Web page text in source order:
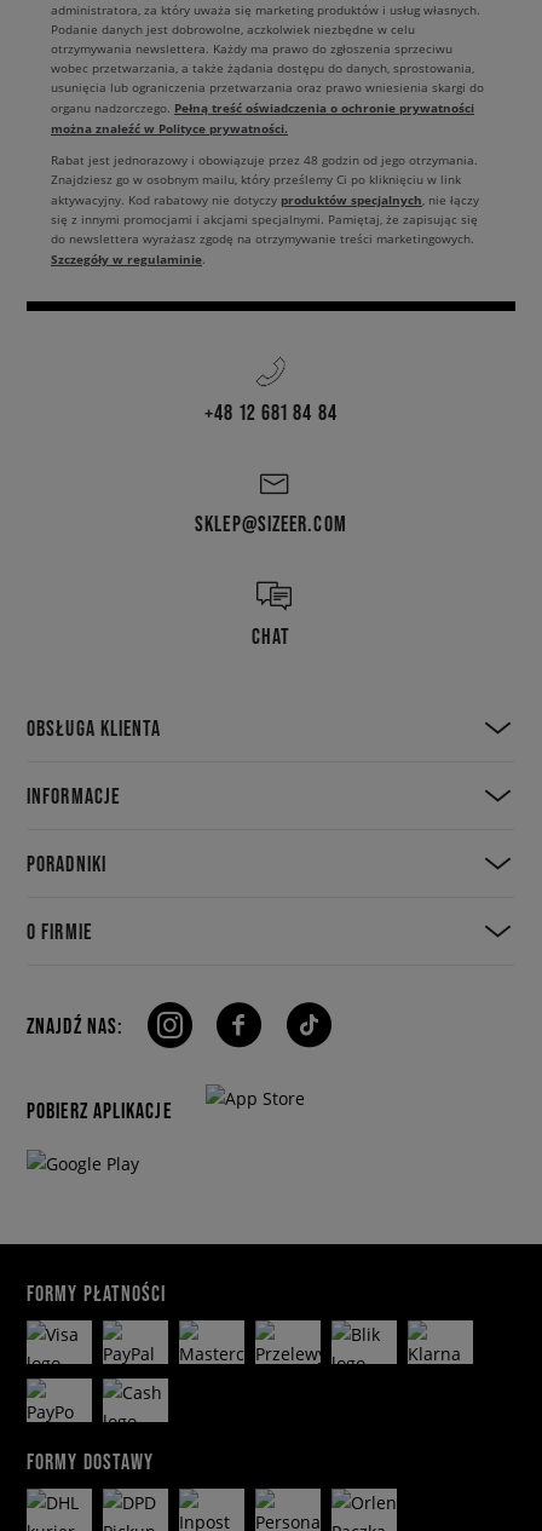
administratora, za który uważa się marketing produktów i usług własnych.
Podanie danych jest dobrowolne, aczkolwiek niezbędne w celu
otrzymywania newslettera. Każdy ma prawo do zgłoszenia sprzeciwu
wobec przetwarzania, a także żądania dostępu do danych, sprostowania,
usunięcia lub ograniczenia przetwarzania oraz prawo wniesienia skargi do
organu nadzorczego. Pełną treść oświadczenia o ochronie prywatności
można znaleźć w Polityce prywatności.
Rabat jest jednorazowy i obowiązuje przez 48 godzin od jego otrzymania.
Znajdziesz go w osobnym mailu, który prześlemy Ci po kliknięciu w link
aktywacyjny. Kod rabatowy nie dotyczy produktów specjalnych, nie łączy
się z innymi promocjami i akcjami specjalnymi. Pamiętaj, że zapisując się
do newslettera wyrażasz zgodę na otrzymywanie treści marketingowych.
Szczegóły w regulaminie.
+48 12 681 84 84
SKLEP@SIZEER.COM
CHAT
OBSŁUGA KLIENTA
INFORMACJE
PORADNIKI
O FIRMIE
ZNAJDŹ NAS:
POBIERZ APLIKACJE
FORMY PŁATNOŚCI
FORMY DOSTAWY